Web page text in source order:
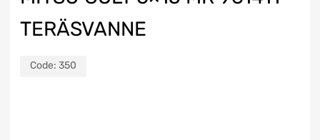
TERÄSVANNE
Code: 350